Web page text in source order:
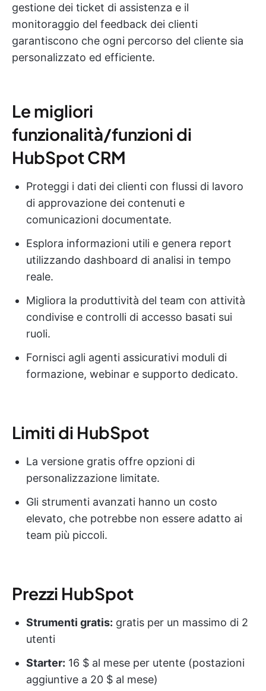
gestione dei ticket di assistenza e il
monitoraggio del feedback dei clienti
garantiscono che ogni percorso del cliente sia
personalizzato ed efficiente.
Le migliori
funzionalità/funzioni di
HubSpot CRM
Proteggi i dati dei clienti con flussi di lavoro
di approvazione dei contenuti e
comunicazioni documentate.
Esplora informazioni utili e genera report
utilizzando dashboard di analisi in tempo
reale.
Migliora la produttività del team con attività
condivise e controlli di accesso basati sui
ruoli.
Fornisci agli agenti assicurativi moduli di
formazione, webinar e supporto dedicato.
Limiti di HubSpot
La versione gratis offre opzioni di
personalizzazione limitate.
Gli strumenti avanzati hanno un costo
elevato, che potrebbe non essere adatto ai
team più piccoli.
Prezzi HubSpot
Strumenti gratis: gratis per un massimo di 2
utenti
Starter: 16 $ al mese per utente (postazioni
aggiuntive a 20 $ al mese)